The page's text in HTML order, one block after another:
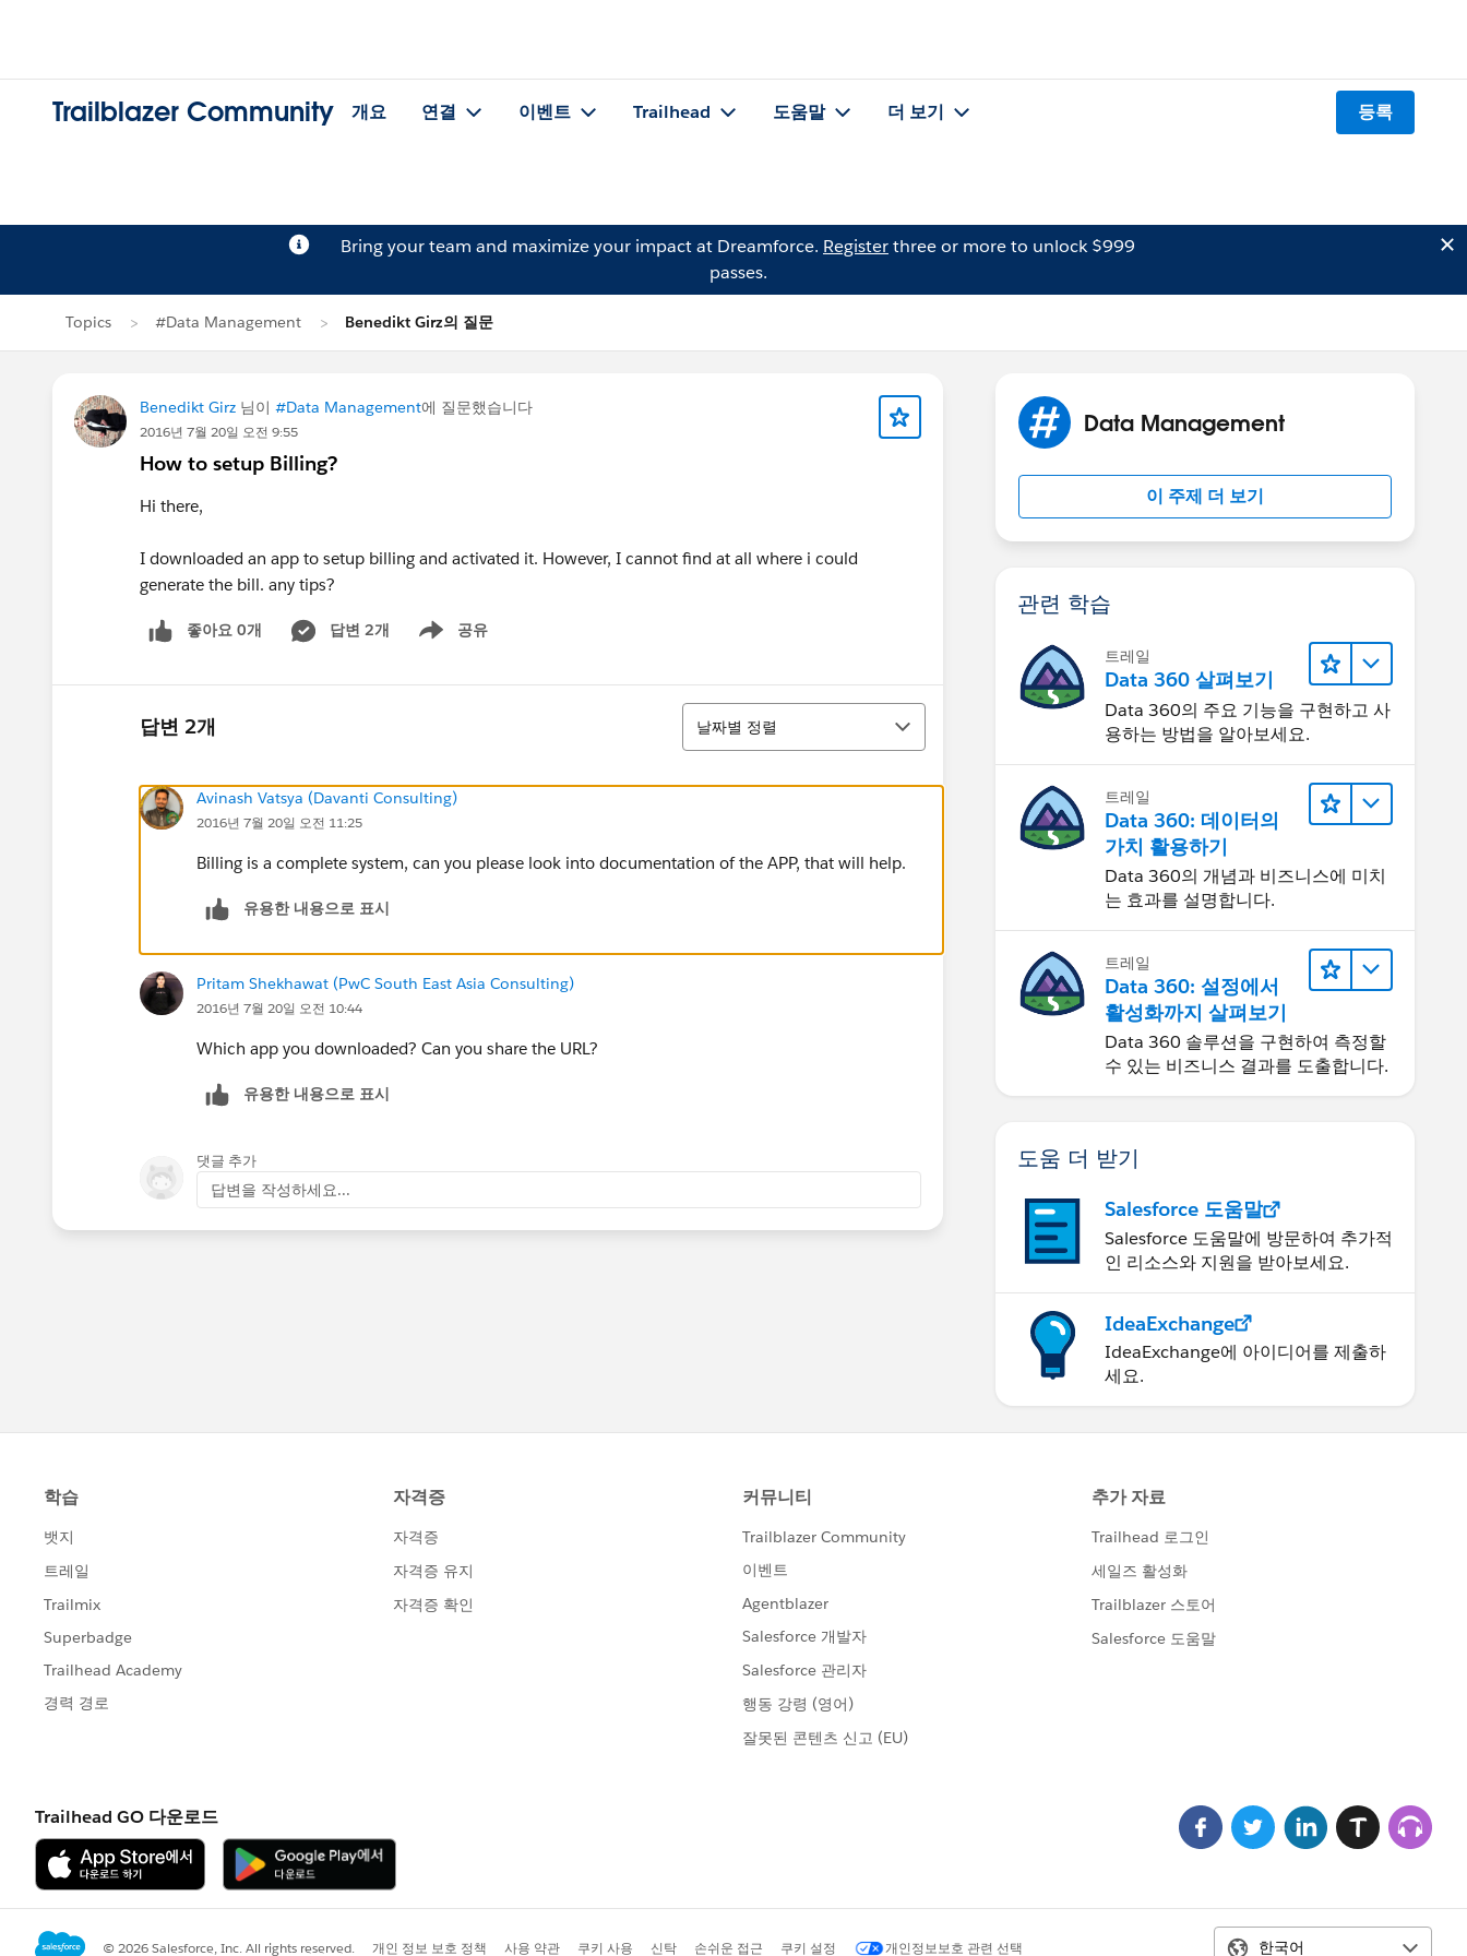
Trailblazer Community 개요 연결 이벤트 Trailhead 도움말 더 보기 등록
Bring your team and maximize your impact at Dreamforce. Registerthree or more to unlock $999
passes.
Topics #Data Management Benedikt Girz의 질문
Benedikt Girz 님이 #Data Management에 질문했습니다
2016년 7월 20일 오전 9:55
How to setup Billing?
Hi there,
I downloaded an app to setup billing and activated it. However, I cannot find at all where i could
generate the bill. any tips?
좋아요 0개 답변 2개 공유
Show menu
답변 2개
정렬
날짜별 정렬
Avinash Vatsya (Davanti Consulting)
2016년 7월 20일 오전 11:25
Billing is a complete system, can you please look into documentation of the APP, that will help.
유용한 내용으로 표시
Pritam Shekhawat (PwC South East Asia Consulting)
2016년 7월 20일 오전 10:44
Which app you downloaded? Can you share the URL?
유용한 내용으로 표시
댓글 추가
답변을 작성하세요...
Data Management
이 주제 더 보기
관련 학습
트레일
Data 360 살펴보기
Data 360의 주요 기능을 구현하고 사
용하는 방법을 알아보세요.
트레일
Data 360: 데이터의
가치 활용하기
Data 360의 개념과 비즈니스에 미치
는 효과를 설명합니다.
트레일
Data 360: 설정에서
활성화까지 살펴보기
Data 360 솔루션을 구현하여 측정할
수 있는 비즈니스 결과를 도출합니다.
도움 더 받기
Salesforce 도움말
Salesforce 도움말에 방문하여 추가적
인 리소스와 지원을 받아보세요.
IdeaExchange
IdeaExchange에 아이디어를 제출하
세요.